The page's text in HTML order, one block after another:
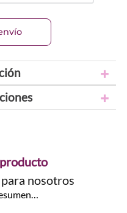
nosotros